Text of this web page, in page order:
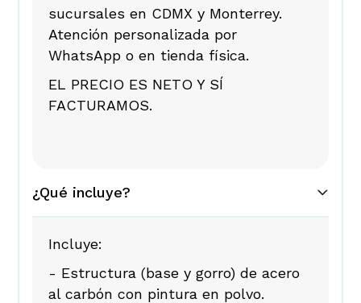
sucursales en CDMX y Monterrey.
Atención personalizada por
WhatsApp o en tienda física.
EL PRECIO ES NETO Y SÍ
FACTURAMOS.
¿Qué incluye?
Incluye:
- Estructura (base y gorro) de acero
al carbón con pintura en polvo.